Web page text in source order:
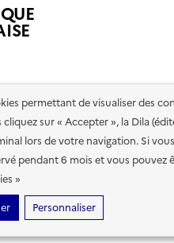
permettant de visualiser des
sur « Accepter », la Dila
lors de votre navigation. Si
pendant 6 mois et vous
»
Personnaliser
Accessibilité : totalement conforme